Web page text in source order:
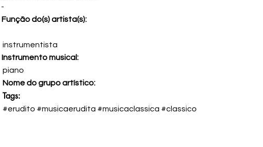
-
Função do(s) artista(s):
instrumentista
Instrumento musical:
piano
Nome do grupo artístico:
Tags:
#erudito #musicaerudita #musicaclassica #classico